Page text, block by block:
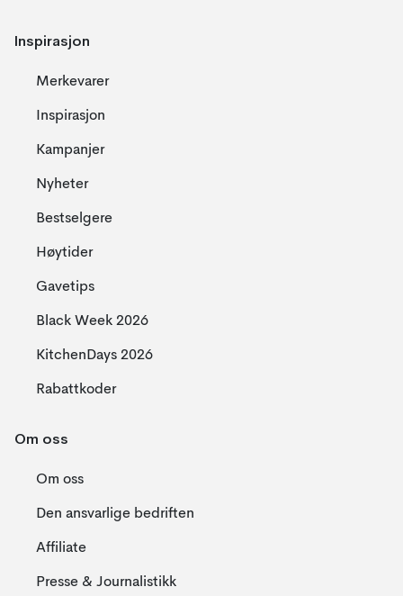
Inspirasjon
Merkevarer
Inspirasjon
Kampanjer
Nyheter
Bestselgere
Høytider
Gavetips
Black Week 2026
KitchenDays 2026
Rabattkoder
Om oss
Om oss
Den ansvarlige bedriften
Affiliate
Presse & Journalistikk